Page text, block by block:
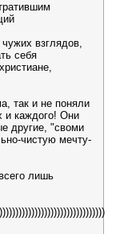
взглядов,
себя
так и не поняли
и каждого! Они
другие, "своми
чистую мечту-
лишь